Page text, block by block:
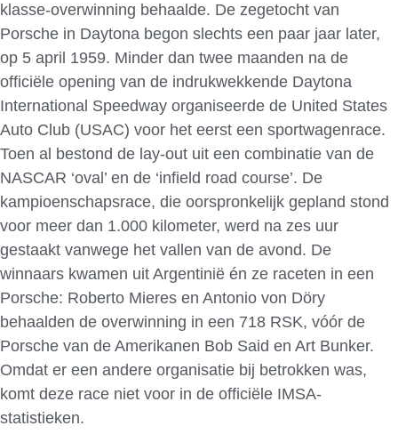
klasse-overwinning behaalde. De zegetocht van
Porsche in Daytona begon slechts een paar jaar later,
op 5 april 1959. Minder dan twee maanden na de
officiële opening van de indrukwekkende Daytona
International Speedway organiseerde de United States
Auto Club (USAC) voor het eerst een sportwagenrace.
Toen al bestond de lay-out uit een combinatie van de
NASCAR ‘oval’ en de ‘infield road course’. De
kampioenschapsrace, die oorspronkelijk gepland stond
voor meer dan 1.000 kilometer, werd na zes uur
gestaakt vanwege het vallen van de avond. De
winnaars kwamen uit Argentinië én ze raceten in een
Porsche: Roberto Mieres en Antonio von Döry
behaalden de overwinning in een 718 RSK, vóór de
Porsche van de Amerikanen Bob Said en Art Bunker.
Omdat er een andere organisatie bij betrokken was,
komt deze race niet voor in de officiële IMSA-
statistieken.